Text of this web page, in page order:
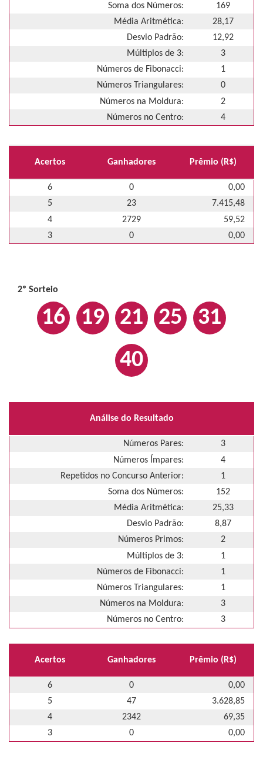
Soma dos Números:
169
Média Aritmética:
28,17
Desvio Padrão:
12,92
Múltiplos de 3:
3
Números de Fibonacci:
1
Números Triangulares:
0
Números na Moldura:
2
Números no Centro:
4
Acertos Ganhadores Prêmio (R$)
6 0
0,00
5
23
7.415,48
4
2729
59,52
3
0 0,00
2º Sorteio
16 19 21 25
31
40
Análise do Resultado
Números Pares:
3
Números Ímpares:
4
Repetidos no Concurso Anterior:
1
Soma dos Números:
152
Média Aritmética:
25,33
Desvio Padrão:
8,87
Números Primos:
2
Múltiplos de 3:
1
Números de Fibonacci:
1
Números Triangulares:
1
Números na Moldura:
3
Números no Centro:
3
Acertos Ganhadores Prêmio (R$)
6 0
0,00
5
47
3.628,85
4
2342
69,35
3
0 0,00